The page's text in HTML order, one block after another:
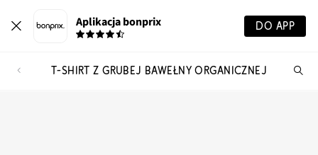
Aplikacja bonprix DO APP
T-SHIRT Z GRUBEJ BAWEŁNY ORGANICZNEJ